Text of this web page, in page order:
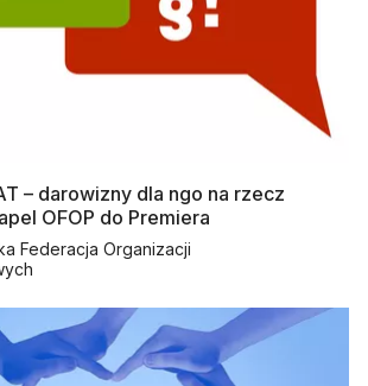
– darowizny dla ngo na rzecz
OFOP do Premiera
Federacja Organizacji